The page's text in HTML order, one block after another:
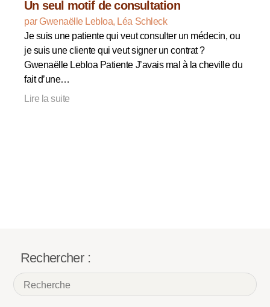
Un seul motif de consultation
par Gwenaëlle Lebloa, Léa Schleck
Je suis une patiente qui veut consulter un médecin, ou
je suis une cliente qui veut signer un contrat ?
Gwenaëlle Lebloa Patiente J’avais mal à la cheville du
fait d’une…
Lire la suite
Rechercher :